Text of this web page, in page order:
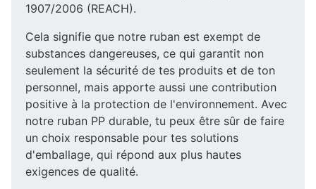
1907/2006 (REACH).
Cela signifie que notre ruban est exempt de
substances dangereuses, ce qui garantit non
seulement la sécurité de tes produits et de ton
personnel, mais apporte aussi une contribution
positive à la protection de l'environnement. Avec
notre ruban PP durable, tu peux être sûr de faire
un choix responsable pour tes solutions
d'emballage, qui répond aux plus hautes
exigences de qualité.